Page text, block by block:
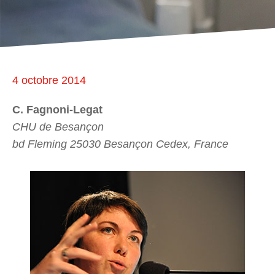
4 octobre 2014
C. Fagnoni-Legat
CHU de Besançon
bd Fleming 25030 Besançon Cedex, France